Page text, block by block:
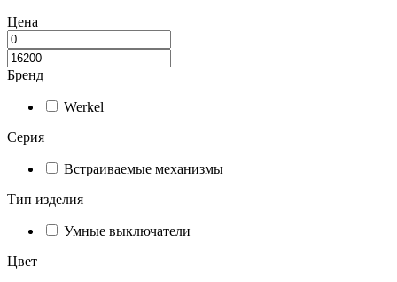
Цена
Бренд
Werkel
Серия
Встраиваемые механизмы
Тип изделия
Умные выключатели
Цвет